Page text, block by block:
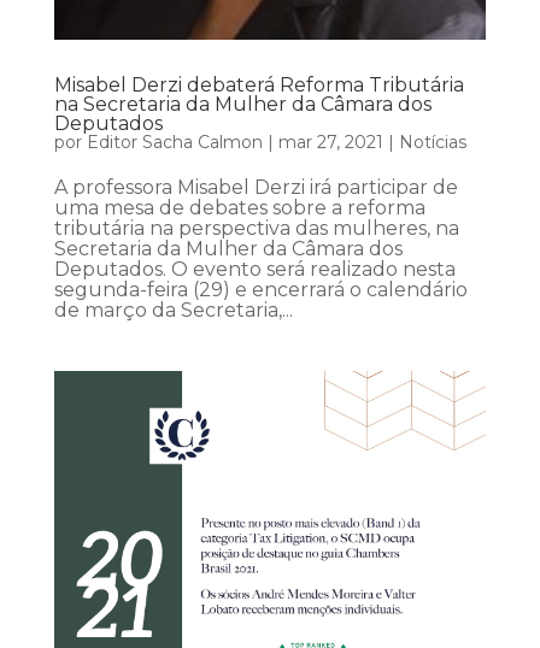
Misabel Derzi debaterá Reforma Tributária
na Secretaria da Mulher da Câmara dos
Deputados
por Editor Sacha Calmon | mar 27, 2021 | Notícias
A professora Misabel Derzi irá participar de
uma mesa de debates sobre a reforma
tributária na perspectiva das mulheres, na
Secretaria da Mulher da Câmara dos
Deputados. O evento será realizado nesta
segunda-feira (29) e encerrará o calendário
de março da Secretaria,...